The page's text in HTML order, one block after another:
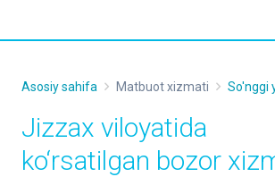
Asosiy sahifa Matbuot xizmati So'nggi
Jizzax viloyatida
ko‘rsatilgan bozor